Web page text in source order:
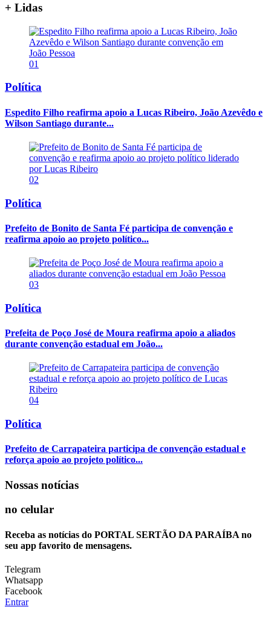
+ Lidas
01
Política
Espedito Filho reafirma apoio a Lucas Ribeiro, João Azevêdo e
Wilson Santiago durante...
02
Política
Prefeito de Bonito de Santa Fé participa de convenção e
reafirma apoio ao projeto político...
03
Política
Prefeita de Poço José de Moura reafirma apoio a aliados
durante convenção estadual em João...
04
Política
Prefeito de Carrapateira participa de convenção estadual e
reforça apoio ao projeto político...
Nossas notícias
no celular
Receba as notícias do PORTAL SERTÃO DA PARAÍBA no
seu app favorito de mensagens.
Telegram
Whatsapp
Facebook
Entrar